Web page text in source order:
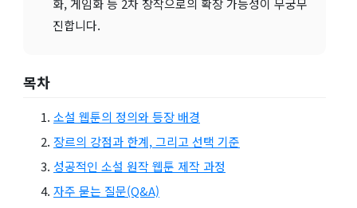
진합니다.
목차
소설 웹툰의 정의와 등장 배경
장르의 강점과 한계, 그리고 선택 기준
성공적인 소설 원작 웹툰 제작 과정
자주 묻는 질문(Q&A)